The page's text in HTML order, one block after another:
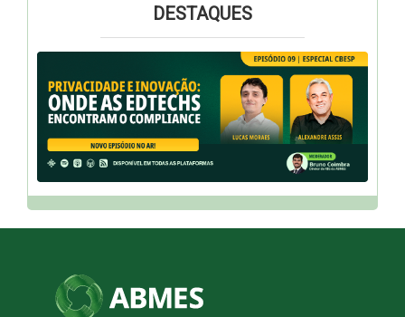
DESTAQUES